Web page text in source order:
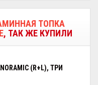
ТОПКА
, ТАК ЖЕ КУПИЛИ
(R+L), ТРИ